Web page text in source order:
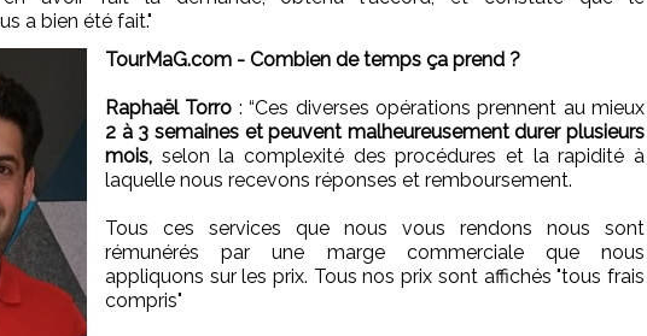
a bien été fait."
TourMaG.com - Combien de temps ça prend ?
Raphaël Torro : “Ces diverses opérations prennent au mieux
2 à 3 semaines et peuvent malheureusement durer plusieurs
mois, selon la complexité des procédures et la rapidité à
laquelle nous recevons réponses et remboursement.
Tous ces services que nous vous rendons nous sont
rémunérés par une marge commerciale que nous
appliquons sur les prix. Tous nos prix sont affichés "tous frais
compris"